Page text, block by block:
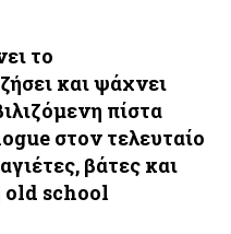
το
και ψάχνει
πίστα
στον τελευταίο
βάτες και
old school